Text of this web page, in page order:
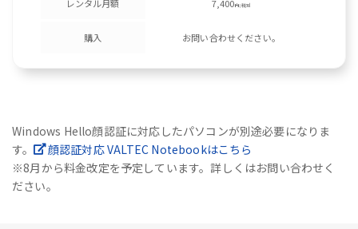
レンタル月額 7,400円/税別
購入 お問い合わせください。
Windows Hello顔認証に対応したパソコンが別途必要になりま
す。
顔認証対応 VALTEC Notebookはこちら
※8月から料金改定を予定しています。詳しくはお問い合わせく
ださい。